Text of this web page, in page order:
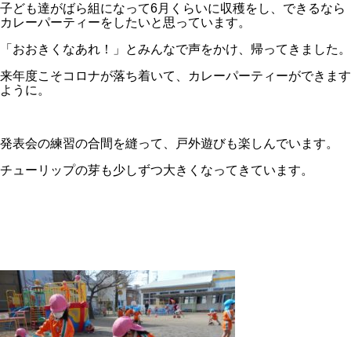
子ども達がばら組になって6月くらいに収穫をし、できるなら
カレーパーティーをしたいと思っています。
「おおきくなあれ！」とみんなで声をかけ、帰ってきました。
来年度こそコロナが落ち着いて、カレーパーティーができます
ように。
発表会の練習の合間を縫って、戸外遊びも楽しんでいます。
チューリップの芽も少しずつ大きくなってきています。